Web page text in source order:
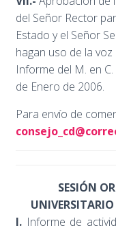
del Señor Rector
Estado y el Señor
hagan uso de la
Informe del M. en
de Enero de 2006.
Para envío de
SESIÓN
I. Informe de